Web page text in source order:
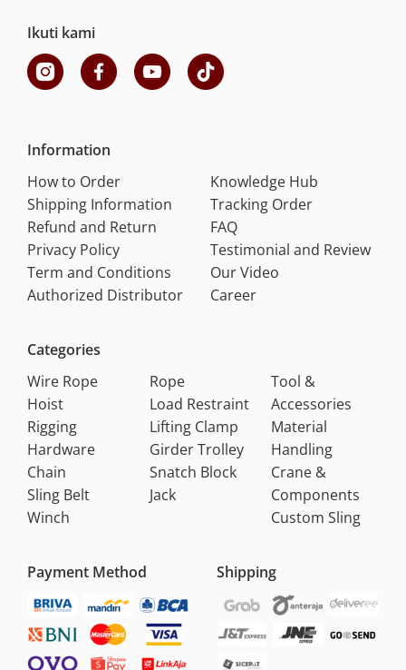
Ikuti kami
Information
How to Order
Shipping Information
Refund and Return
Privacy Policy
Term and Conditions
Authorized Distributor
Knowledge Hub
Tracking Order
FAQ
Testimonial and Review
Our Video
Career
Categories
Wire Rope
Hoist
Rigging
Hardware
Chain
Sling Belt
Winch
Rope
Load Restraint
Lifting Clamp
Girder Trolley
Snatch Block
Jack
Tool &
Accessories
Material
Handling
Crane &
Components
Custom Sling
Payment Method Shipping